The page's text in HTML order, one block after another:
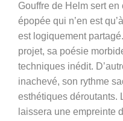
Gouffre de Helm sert
épopée qui n’en est
est logiquement
projet, sa poésie
techniques inédit.
inachevé, son rythme
esthétiques déroutants.
laissera une empreinte